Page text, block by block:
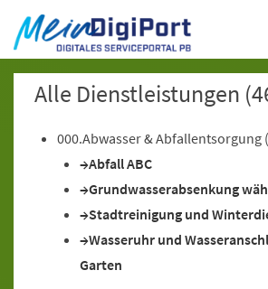
Digitales Serviceportal
Zur Hauptnavigation
Zum Inhalt
Zum Footer
Alle Dienstleistungen
000.Abwasser & Abfallentsorgung
Abfall ABC
Grundwasserabsenkung
Stadtreinigung und
Wasseruhr und
Garten